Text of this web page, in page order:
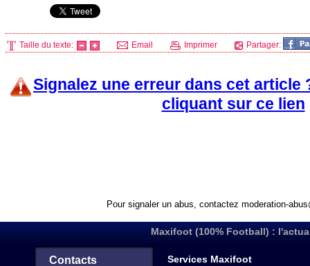
Taille du texte: Email Imprimer Partager:
Signalez une erreur dans cet article
cliquant sur ce lien
Pour signaler un abus, contactez moderation-
Maxifoot (100% Football) :
Contacts Services Maxifoot